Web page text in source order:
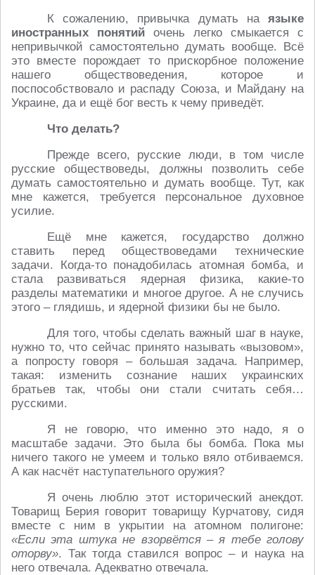
К сожалению, привычка думать на языке
иностранных понятий очень легко смыкается с
непривычкой самостоятельно думать вообще. Всё
это вместе порождает то прискорбное положение
нашего обществоведения, которое и
поспособствовало и распаду Союза, и Майдану на
Украине, да и ещё бог весть к чему приведёт.
Что делать?
Прежде всего, русские люди, в том числе
русские обществоведы, должны позволить себе
думать самостоятельно и думать вообще. Тут, как
мне кажется, требуется персональное духовное
усилие.
Ещё мне кажется, государство должно
ставить перед обществоведами технические
задачи. Когда-то понадобилась атомная бомба, и
стала развиваться ядерная физика, какие-то
разделы математики и многое другое. А не случись
этого – глядишь, и ядерной физики бы не было.
Для того, чтобы сделать важный шаг в науке,
нужно то, что сейчас принято называть «вызовом»,
а попросту говоря – большая задача. Например,
такая: изменить сознание наших украинских
братьев так, чтобы они стали считать себя…
русскими.
Я не говорю, что именно это надо, я о
масштабе задачи. Это была бы бомба. Пока мы
ничего такого не умеем и только вяло отбиваемся.
А как насчёт наступательного оружия?
Я очень люблю этот исторический анекдот.
Товарищ Берия говорит товарищу Курчатову, сидя
вместе с ним в укрытии на атомном полигоне:
«Если эта штука не взорвётся – я тебе голову
оторву». Так тогда ставился вопрос – и наука на
него отвечала. Адекватно отвечала.